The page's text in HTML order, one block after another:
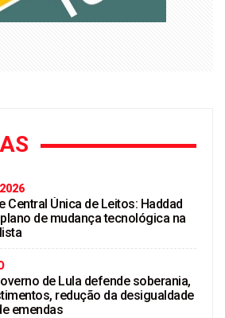
Central Única de Leitos: Haddad
de mudança tecnológica na
de Lula defende soberania,
redução da desigualdade
emendas